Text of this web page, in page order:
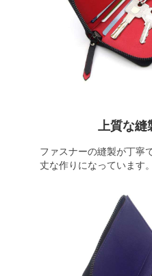
上質な縫
ファスナーの縫製が丁寧
丈な作りになっています。